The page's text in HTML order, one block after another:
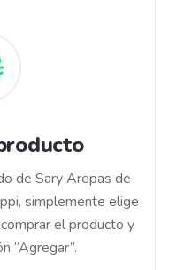
de Sary Arepas de
simplemente elige
el producto y
“Agregar”.